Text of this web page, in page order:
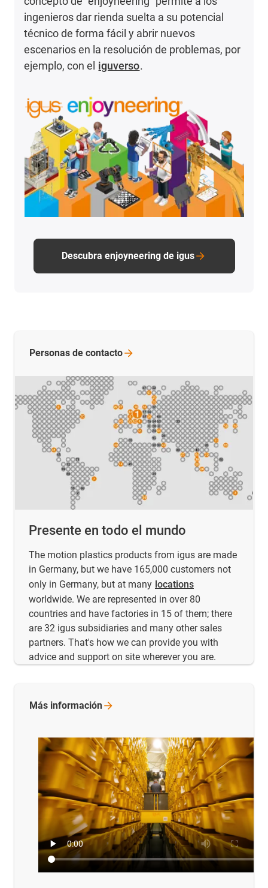
ingenieros dar rienda suelta a su potencial
técnico de forma fácil y abrir nuevos
escenarios en la resolución de problemas, por
ejemplo, con el iguverso.
Descubra enjoyneering de igus
Presente en todo el mundo
The motion plastics products from igus are made
in Germany, but we have 165,000 customers not
only in Germany, but at many locations
worldwide. We are represented in over 80
countries and have factories in 15 of them; there
are 32 igus subsidiaries and many other sales
partners. That's how we can provide you with
advice and support on site wherever you are.
Personas de contacto
Más información